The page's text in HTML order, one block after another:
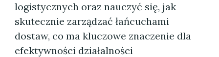
logistycznych oraz nauczyć się, jak
skutecznie zarządzać łańcuchami
dostaw, co ma kluczowe znaczenie dla
efektywności działalności